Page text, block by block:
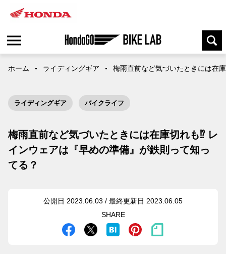
ホーム ライディングギア 梅雨直前など気づいたときには在
ライディングギア バイクライフ
梅雨直前など気づいたときには在庫切れも⁉ レ
インウェアは『早めの準備』が鉄則って知っ
てる？
公開日 2023.06.03 / 最終更新日 2023.06.05
SHARE